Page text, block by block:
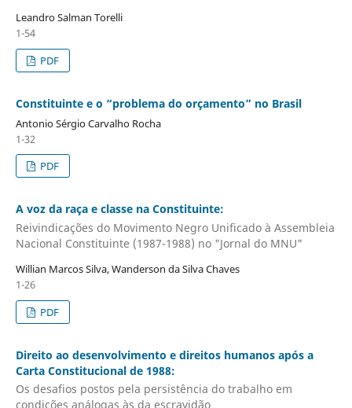
Leandro Salman Torelli
1-54
PDF
Constituinte e o “problema do orçamento” no Brasil
Antonio Sérgio Carvalho Rocha
1-32
PDF
A voz da raça e classe na Constituinte:
Reivindicações do Movimento Negro Unificado à Assembleia
Nacional Constituinte (1987-1988) no "Jornal do MNU"
Willian Marcos Silva, Wanderson da Silva Chaves
1-26
PDF
Direito ao desenvolvimento e direitos humanos após a
Carta Constitucional de 1988:
Os desafios postos pela persistência do trabalho em
condições análogas às da escravidão